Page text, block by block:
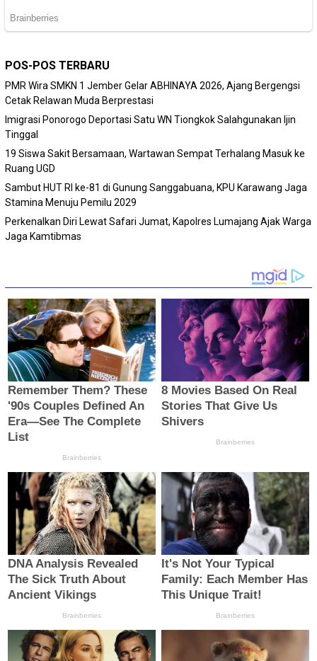
POS-POS TERBARU
PMR Wira SMKN 1 Jember Gelar ABHINAYA 2026, Ajang Bergengsi
Cetak Relawan Muda Berprestasi
Imigrasi Ponorogo Deportasi Satu WN Tiongkok Salahgunakan Ijin
Tinggal
19 Siswa Sakit Bersamaan, Wartawan Sempat Terhalang Masuk ke
Ruang UGD
Sambut HUT RI ke-81 di Gunung Sanggabuana, KPU Karawang Jaga
Stamina Menuju Pemilu 2029
Perkenalkan Diri Lewat Safari Jumat, Kapolres Lumajang Ajak Warga
Jaga Kamtibmas